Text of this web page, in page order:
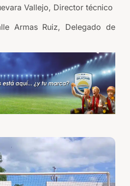
Vallejo, Director técnico
Armas Ruiz, Delegado de